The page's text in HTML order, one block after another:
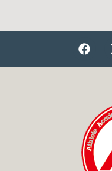
F
a
c
k